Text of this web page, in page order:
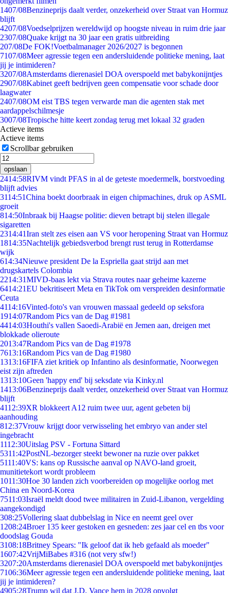
1407/08Benzineprijs daalt verder, onzekerheid over Straat van Hormuz
blijft
4207/08Voedselprijzen wereldwijd op hoogste niveau in ruim drie jaar
2307/08Quake krijgt na 30 jaar een gratis uitbreiding
207/08De FOK!Voetbalmanager 2026/2027 is begonnen
7107/08Meer agressie tegen een andersluidende politieke mening, laat
jij je intimideren?
3207/08Amsterdams dierenasiel DOA overspoeld met babykonijntjes
2907/08Kabinet geeft bedrijven geen compensatie voor schade door
laagwater
2407/08OM eist TBS tegen verwarde man die agenten stak met
aardappelschilmesje
3007/08Tropische hitte keert zondag terug met lokaal 32 graden
Actieve items
Actieve items
Scrollbar gebruiken
opslaan
2414:58RIVM vindt PFAS in al de geteste moedermelk, borstvoeding
blijft advies
3114:51China boekt doorbraak in eigen chipmachines, druk op ASML
groeit
814:50Inbraak bij Haagse politie: dieven betrapt bij stelen illegale
sigaretten
2314:41Iran stelt zes eisen aan VS voor heropening Straat van Hormuz
1814:35Nachtelijk gebiedsverbod brengt rust terug in Rotterdamse
wijk
614:34Nieuwe president De la Espriella gaat strijd aan met
drugskartels Colombia
2214:31MIVD-baas lekt via Strava routes naar geheime kazerne
6414:21EU bekritiseert Meta en TikTok om verspreiden desinformatie
Ceuta
4114:16Vinted-foto's van vrouwen massaal gedeeld op seksfora
1914:07Random Pics van de Dag #1981
4414:03Houthi's vallen Saoedi-Arabië en Jemen aan, dreigen met
blokkade olieroute
2013:47Random Pics van de Dag #1978
7613:16Random Pics van de Dag #1980
1313:16FIFA ziet kritiek op Infantino als desinformatie, Noorwegen
eist zijn aftreden
1313:10Geen 'happy end' bij seksdate via Kinky.nl
1413:06Benzineprijs daalt verder, onzekerheid over Straat van Hormuz
blijft
4112:39XR blokkeert A12 ruim twee uur, agent gebeten bij
aanhouding
812:37Vrouw krijgt door verwisseling het embryo van ander stel
ingebracht
1112:30Uitslag PSV - Fortuna Sittard
5311:42PostNL-bezorger steekt bewoner na ruzie over pakket
5111:40VS: kans op Russische aanval op NAVO-land groeit,
munitietekort wordt probleem
1011:30Hoe 30 landen zich voorbereiden op mogelijke oorlog met
China en Noord-Korea
7511:03Israël meldt dood twee militairen in Zuid-Libanon, vergelding
aangekondigd
308:25Vollering slaat dubbelslag in Nice en neemt geel over
1208:24Broer 135 keer gestoken en gesneden: zes jaar cel en tbs voor
doodslag Gouda
3108:18Britney Spears: "Ik geloof dat ik heb gefaald als moeder"
1607:42VrijMiBabes #316 (not very sfw!)
3207:20Amsterdams dierenasiel DOA overspoeld met babykonijntjes
7106:36Meer agressie tegen een andersluidende politieke mening, laat
jij je intimideren?
4905:28Trump wil dat J.D. Vance hem in 2028 opvolgt